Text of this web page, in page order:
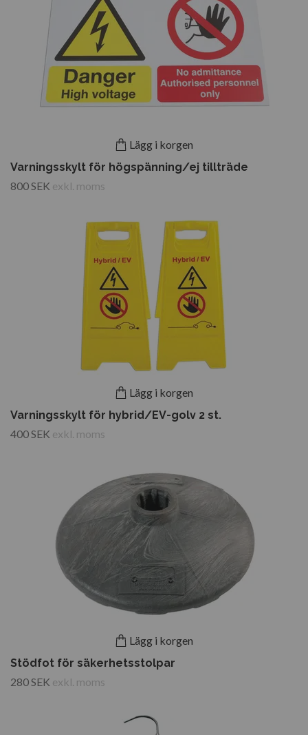
Lägg i korgen
Varningsskylt för högspänning/ej tillträde
800 SEK exkl. moms
Lägg i korgen
Varningsskylt för hybrid/EV-golv 2 st.
400 SEK exkl. moms
Lägg i korgen
Stödfot för säkerhetsstolpar
280 SEK exkl. moms